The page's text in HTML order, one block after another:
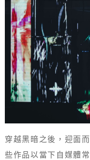
穿越黑暗之後，迎面
些作品以當下自媒體